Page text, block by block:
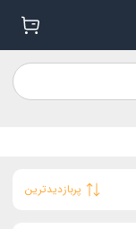
پربازدیدترین